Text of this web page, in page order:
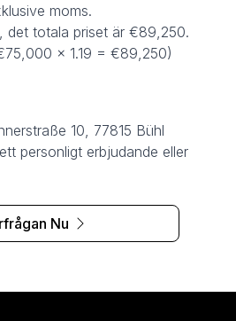
moms.
det totala priset är €89,250.
× 1.19 = €89,250)
10, 77815 Bühl
personligt erbjudande eller
Nu